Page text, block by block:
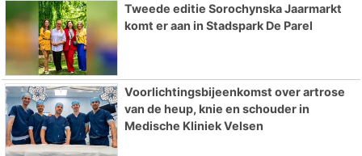
Tweede editie Sorochynska Jaarmarkt
komt er aan in Stadspark De Parel
Voorlichtingsbijeenkomst over artrose
van de heup, knie en schouder in
Medische Kliniek Velsen